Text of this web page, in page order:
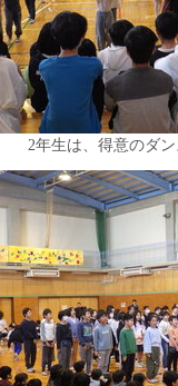
2年生は、得意のダン